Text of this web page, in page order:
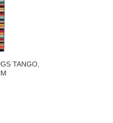
TANGO,